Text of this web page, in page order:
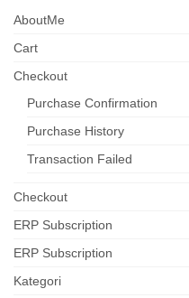
AboutMe
Cart
Checkout
Purchase Confirmation
Purchase History
Transaction Failed
Checkout
ERP Subscription
ERP Subscription
Kategori